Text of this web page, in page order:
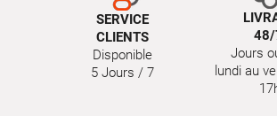
SERVICE
CLIENTS
Disponible
5 Jours / 7
48/
Jours
lundi au